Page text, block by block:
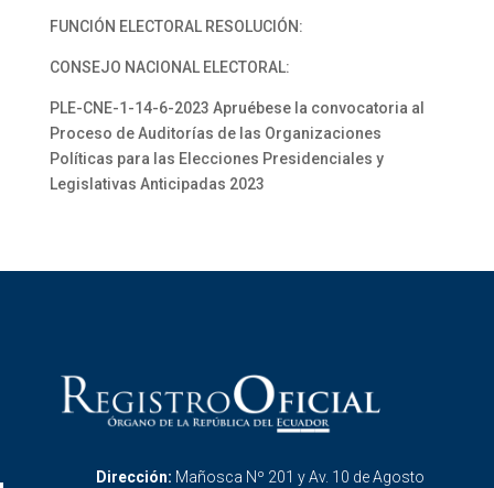
FUNCIÓN ELECTORAL RESOLUCIÓN:
CONSEJO NACIONAL ELECTORAL:
PLE-CNE-1-14-6-2023 Apruébese la convocatoria al
Proceso de Auditorías de las Organizaciones
Políticas para las Elecciones Presidenciales y
Legislativas Anticipadas 2023
Dirección: Mañosca Nº 201 y Av. 10 de Agosto